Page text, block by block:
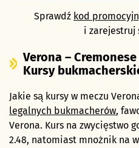
Sprawdź kod
i zarejestruj
Verona –
Kursy
Jakie są kursy w meczu
legalnych bukmacherów,
Verona. Kurs na zwycięstwo
2.48, natomiast mnożnik na